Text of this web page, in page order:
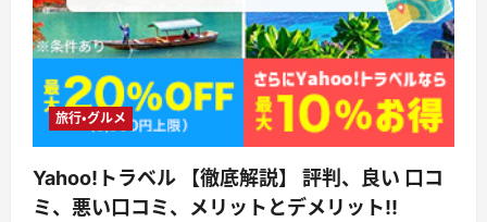
ト
ワ
ー
ク
ス
テ
ム
ズ・
上
な
国
産
旅行・グルメ
Yahoo!トラベル 【徹底解説】 評判、良い 口コ
ミ、悪い口コミ、メリットとデメリット!!